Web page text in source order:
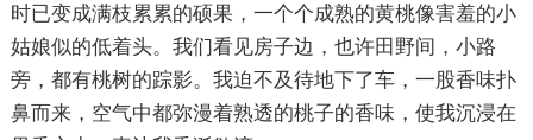
时已变成满枝累累的硕果，一个个成熟的黄桃像害羞的小
姑娘似的低着头。我们看见房子边，也许田野间，小路
旁，都有桃树的踪影。我迫不及待地下了车，一股香味扑
鼻而来，空气中都弥漫着熟透的桃子的香味，使我沉浸在